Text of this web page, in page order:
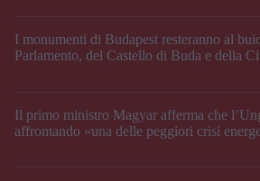
I monumenti di Budapest resteranno al
Parlamento, del Castello di Buda e della
Il primo ministro Magyar afferma che
affrontando «una delle peggiori crisi